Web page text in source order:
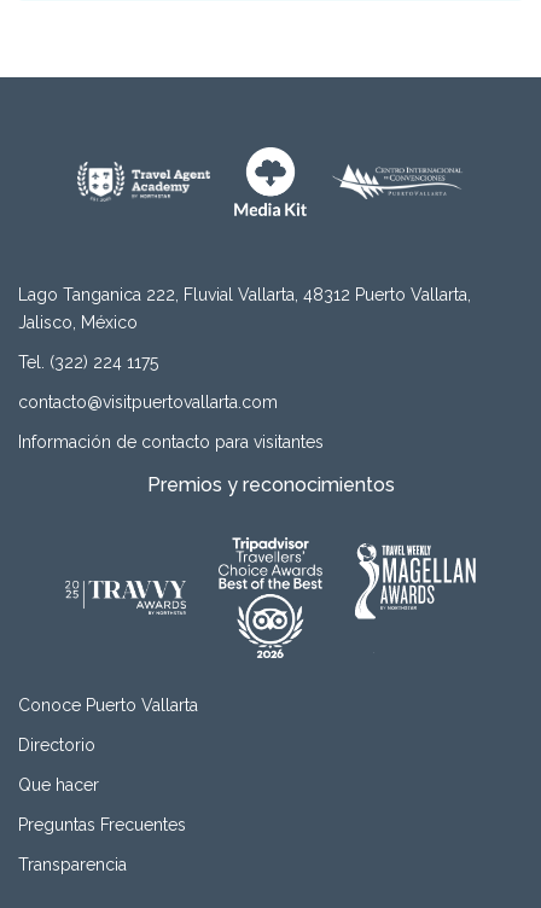
Lago Tanganica 222, Fluvial Vallarta, 48312 Puerto Vallarta,
Jalisco, México
Tel. (322) 224 1175
contacto@visitpuertovallarta.com
Información de contacto para visitantes
Premios y reconocimientos
Conoce Puerto Vallarta
Directorio
Que hacer
Preguntas Frecuentes
Transparencia